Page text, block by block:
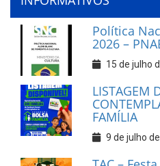
Política
2026 –
15 de julho
LISTAGEM
FAMÍLIA
9 de julho